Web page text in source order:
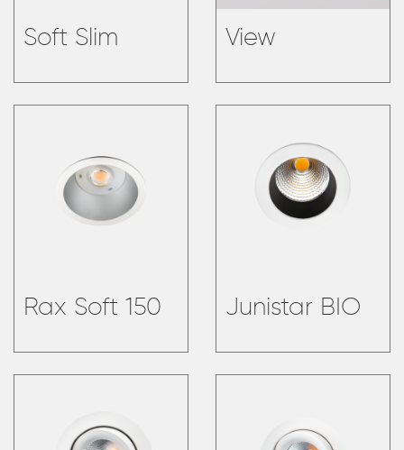
Soft Slim View
Rax Soft 150 Junistar BIO